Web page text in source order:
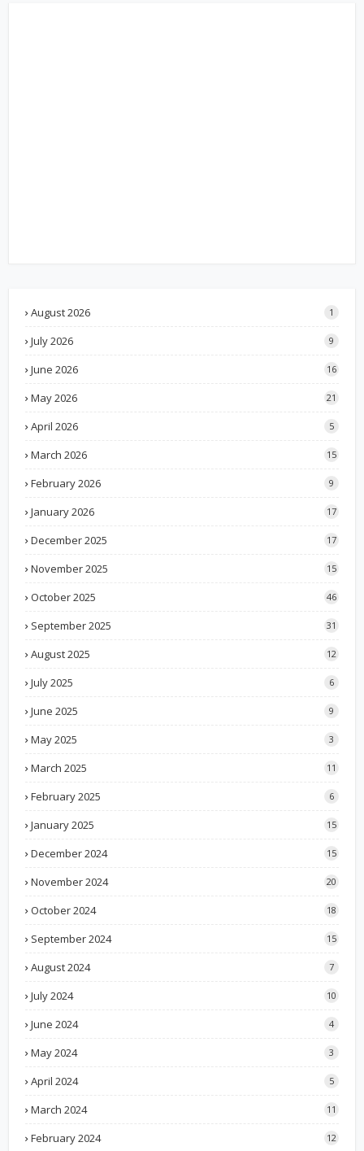
August 2026 1
July 2026 9
June 2026 16
May 2026 21
April 2026 5
March 2026 15
February 2026 9
January 2026 17
December 2025 17
November 2025 15
October 2025 46
September 2025 31
August 2025 12
July 2025 6
June 2025 9
May 2025 3
March 2025 11
February 2025 6
January 2025 15
December 2024 15
November 2024 20
October 2024 18
September 2024 15
August 2024 7
July 2024 10
June 2024 4
May 2024 3
April 2024 5
March 2024 11
February 2024 12